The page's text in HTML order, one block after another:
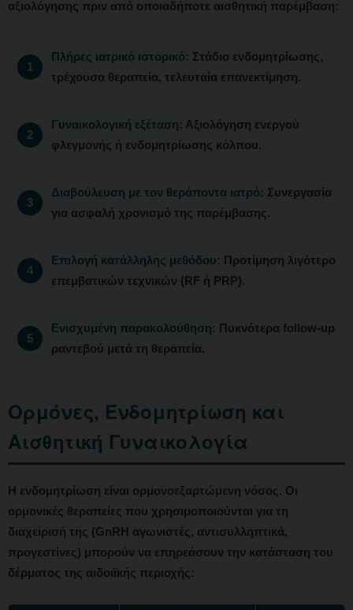
αξιολόγησης πριν από οποιαδήποτε αισθητική παρέμβαση:
Πλήρες ιατρικό ιστορικό: Στάδιο ενδομητρίωσης,
τρέχουσα θεραπεία, τελευταία επανεκτίμηση.
Γυναικολογική εξέταση: Αξιολόγηση ενεργού
φλεγμονής ή ενδομητρίωσης κόλπου.
Διαβούλευση με τον θεράποντα ιατρό: Συνεργασία
για ασφαλή χρονισμό της παρέμβασης.
Επιλογή κατάλληλης μεθόδου: Προτίμηση λιγότερο
επεμβατικών τεχνικών (RF ή PRP).
Ενισχυμένη παρακολούθηση: Πυκνότερα follow-up
ραντεβού μετά τη θεραπεία.
Ορμόνες, Ενδομητρίωση και
Αισθητική Γυναικολογία
Η ενδομητρίωση είναι ορμονοεξαρτώμενη νόσος. Οι
ορμονικές θεραπείες που χρησιμοποιούνται για τη
διαχείρισή της (GnRH αγωνιστές, αντισυλληπτικά,
προγεστίνες) μπορούν να επηρεάσουν την κατάσταση του
δέρματος της αιδοιϊκής περιοχής: